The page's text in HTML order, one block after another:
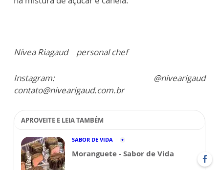
Nívea Riagaud – personal chef
Instagram: @nivearigaud
contato@nivearigaud.com.br
APROVEITE E LEIA TAMBÉM
SABOR DE VIDA
Moranguete - Sabor de Vida